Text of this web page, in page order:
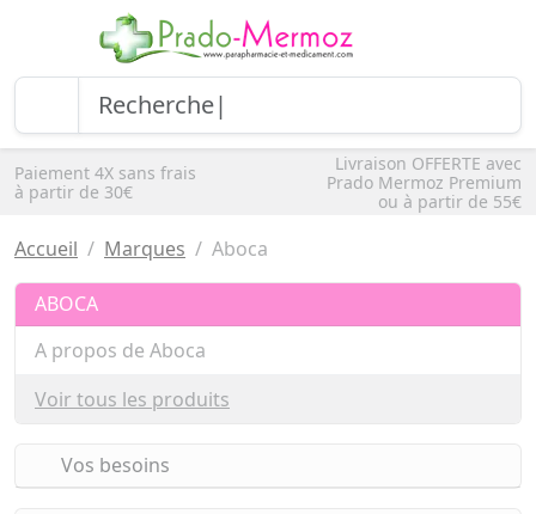
Paiement 4X sans frais
à partir de 30€
Livraison OFFERTE avec
Prado Mermoz Premium
ou à partir de 55€
Accueil Marques Aboca
ABOCA
A propos de Aboca
Voir tous les produits
Vos besoins